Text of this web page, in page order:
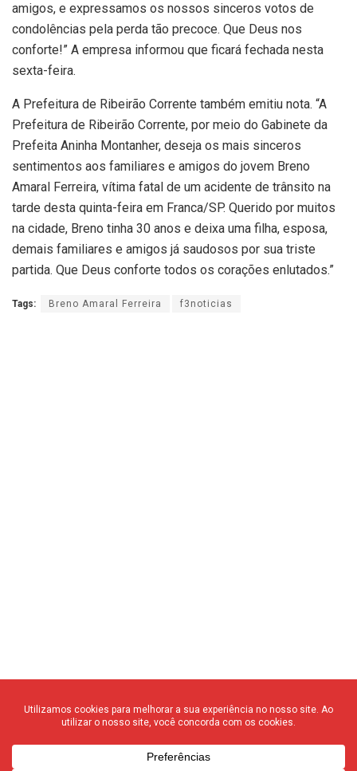
amigos, e expressamos os nossos sinceros votos de
condolências pela perda tão precoce. Que Deus nos
conforte!” A empresa informou que ficará fechada nesta
sexta-feira.
A Prefeitura de Ribeirão Corrente também emitiu nota. “A
Prefeitura de Ribeirão Corrente, por meio do Gabinete da
Prefeita Aninha Montanher, deseja os mais sinceros
sentimentos aos familiares e amigos do jovem Breno
Amaral Ferreira, vítima fatal de um acidente de trânsito na
tarde desta quinta-feira em Franca/SP. Querido por muitos
na cidade, Breno tinha 30 anos e deixa uma filha, esposa,
demais familiares e amigos já saudosos por sua triste
partida. Que Deus conforte todos os corações enlutados.”
Tags: Breno Amaral Ferreira f3noticias